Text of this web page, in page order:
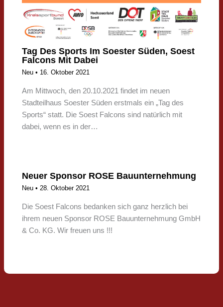
Tag Des Sports Im Soester Süden, Soest
Falcons Mit Dabei
Neu • 16. Oktober 2021
Am Mittwoch, den 20.10.2021 findet im neuen
Stadteilhaus Soester Süden erstmals ein „Tag des
Sports“ statt. Die Soest Falcons sind natürlich mit
dabei, wenn es in der…
Neuer Sponsor ROSE Bauunternehmung
Neu •28. Oktober 2021
Die Soest Falcons bedanken sich ganz herzlich bei
ihrem neuen Sponsor ROSE Bauunternehmung GmbH
& Co. KG. Wir freuen uns !!!